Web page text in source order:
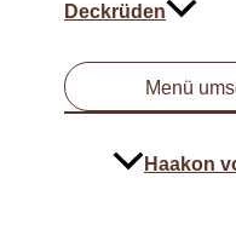
Deckrüden
Menü
Haakon